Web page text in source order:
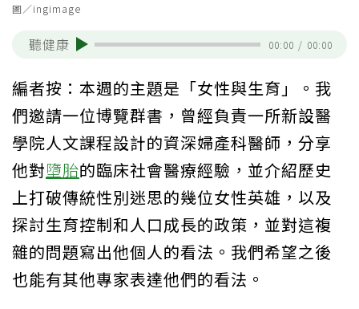
圖／ingimage
聽健康 00:00 / 00:00
編者按：本週的主題是「女性與生育」。我
們邀請一位博覽群書，曾經負責一所新設醫
學院人文課程設計的資深婦產科醫師，分享
他對墮胎的臨床社會醫療經驗，並介紹歷史
上打破傳統性別迷思的幾位女性英雄，以及
探討生育控制和人口成長的政策，並對這複
雜的問題寫出他個人的看法。我們希望之後
也能有其他專家表達他們的看法。